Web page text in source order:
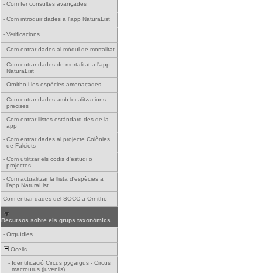
- Com fer consultes avançades
- Com introduir dades a l'app NaturaList
- Verificacions
- Com entrar dades al mòdul de mortalitat
- Com entrar dades de mortalitat a l'app
NaturaList
- Ornitho i les espècies amenaçades
- Com entrar dades amb localitzacions
precises
- Com entrar llistes estàndard des de la
app
- Com entrar dades al projecte Colònies
de Falciots
- Com utilitzar els codis d'estudi o
projectes
- Com actualitzar la llista d'espècies a
l'app NaturaList
Com entrar dades del SOCC a Ornitho
Recursos sobre els grups taxonòmics
- Orquídies
Ocells
- Identificació Circus pygargus - Circus
macrourus (juvenils)